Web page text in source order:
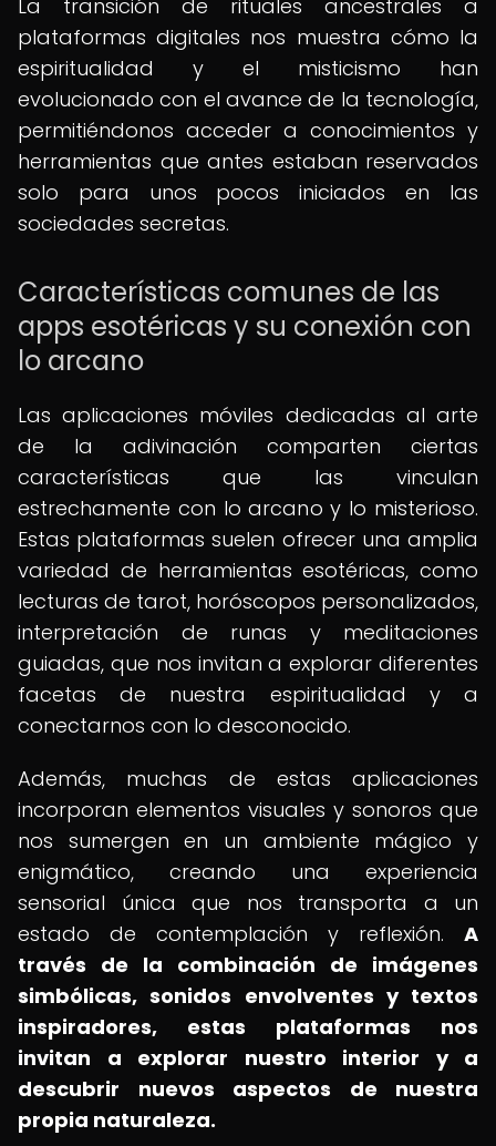
La transición de rituales ancestrales a
plataformas digitales nos muestra cómo la
espiritualidad y el misticismo han
evolucionado con el avance de la tecnología,
permitiéndonos acceder a conocimientos y
herramientas que antes estaban reservados
solo para unos pocos iniciados en las
sociedades secretas.
Características comunes de las
apps esotéricas y su conexión con
lo arcano
Las aplicaciones móviles dedicadas al arte
de la adivinación comparten ciertas
características que las vinculan
estrechamente con lo arcano y lo misterioso.
Estas plataformas suelen ofrecer una amplia
variedad de herramientas esotéricas, como
lecturas de tarot, horóscopos personalizados,
interpretación de runas y meditaciones
guiadas, que nos invitan a explorar diferentes
facetas de nuestra espiritualidad y a
conectarnos con lo desconocido.
Además, muchas de estas aplicaciones
incorporan elementos visuales y sonoros que
nos sumergen en un ambiente mágico y
enigmático, creando una experiencia
sensorial única que nos transporta a un
estado de contemplación y reflexión. A
través de la combinación de imágenes
simbólicas, sonidos envolventes y textos
inspiradores, estas plataformas nos
invitan a explorar nuestro interior y a
descubrir nuevos aspectos de nuestra
propia naturaleza.